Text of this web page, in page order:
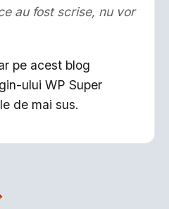
au fost scrise, nu vor
pe acest blog
ului WP Super
de mai sus.